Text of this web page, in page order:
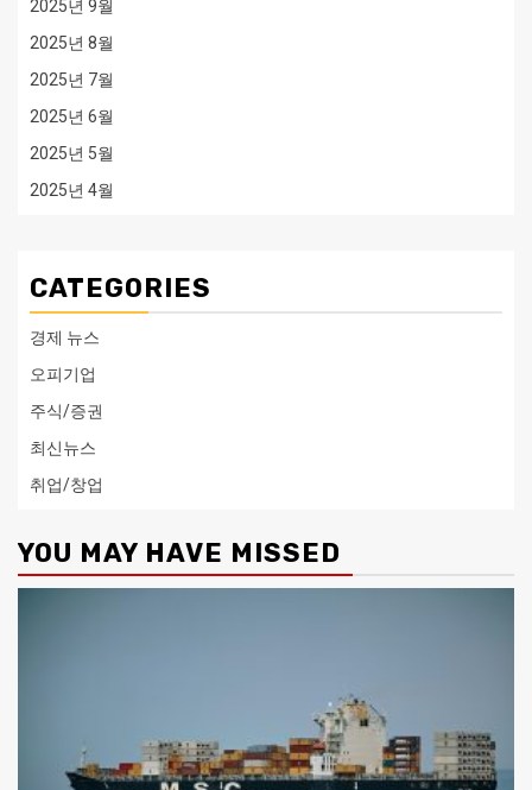
2025년 9월
2025년 8월
2025년 7월
2025년 6월
2025년 5월
2025년 4월
CATEGORIES
경제 뉴스
오피기업
주식/증권
최신뉴스
취업/창업
YOU MAY HAVE MISSED